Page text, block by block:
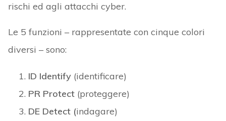
rischi ed agli attacchi cyber.
Le 5 funzioni – rappresentate con cinque colori
diversi – sono:
ID Identify(identificare)
PR Protect (proteggere)
DE Detect (indagare)